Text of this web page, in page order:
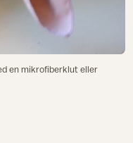
en mikrofiberklut eller